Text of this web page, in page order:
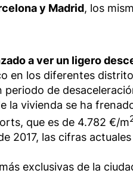
y Madrid, los
a ver un ligero
en los diferentes
periodo de
la vivienda se ha
que es de 4.782 €/m
2017, las cifras
exclusivas de la